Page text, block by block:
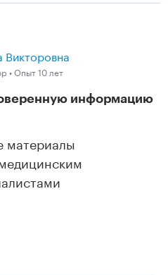
Викторовна
• Опыт 10 лет
информацию
материалы